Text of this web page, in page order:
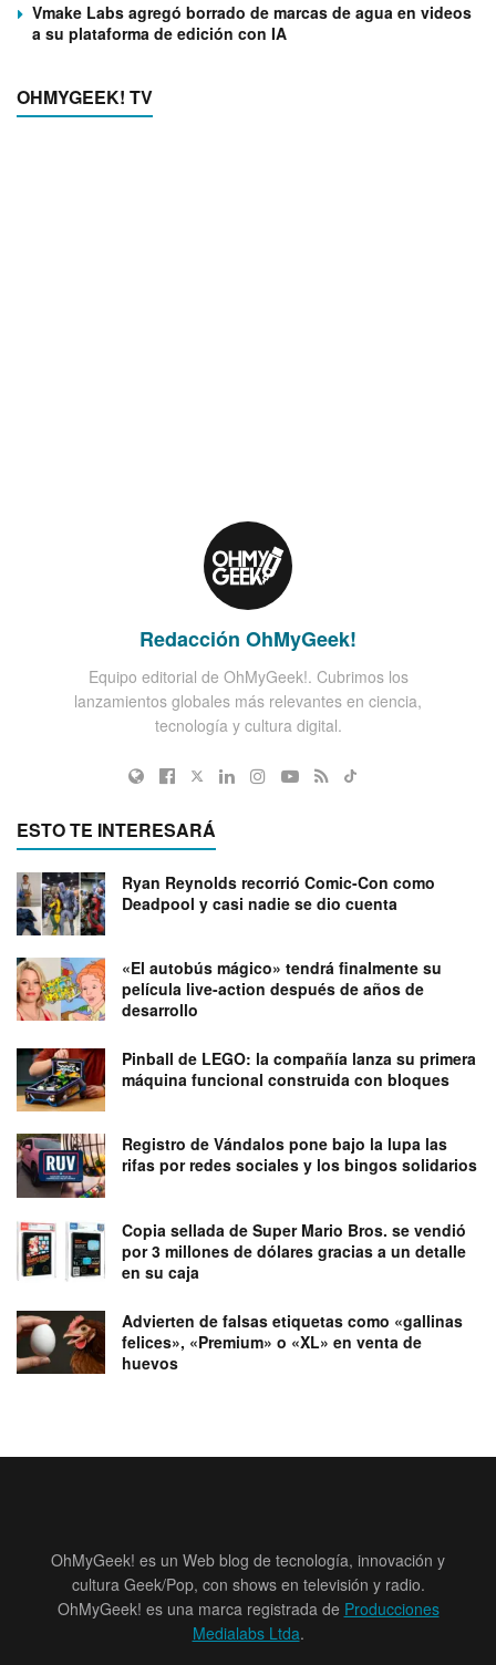
Vmake Labs agregó borrado de marcas de agua en videos
a su plataforma de edición con IA
OHMYGEEK! TV
Redacción OhMyGeek!
Equipo editorial de OhMyGeek!. Cubrimos los
lanzamientos globales más relevantes en ciencia,
tecnología y cultura digital.
ESTO TE INTERESARÁ
Ryan Reynolds recorrió Comic-Con como
Deadpool y casi nadie se dio cuenta
«El autobús mágico» tendrá finalmente su
película live-action después de años de
desarrollo
Pinball de LEGO: la compañía lanza su primera
máquina funcional construida con bloques
Registro de Vándalos pone bajo la lupa las
rifas por redes sociales y los bingos solidarios
Copia sellada de Super Mario Bros. se vendió
por 3 millones de dólares gracias a un detalle
en su caja
Advierten de falsas etiquetas como «gallinas
felices», «Premium» o «XL» en venta de
huevos
OhMyGeek! es un Web blog de tecnología, innovación y
cultura Geek/Pop, con shows en televisión y radio.
OhMyGeek! es una marca registrada de Producciones
Medialabs Ltda.